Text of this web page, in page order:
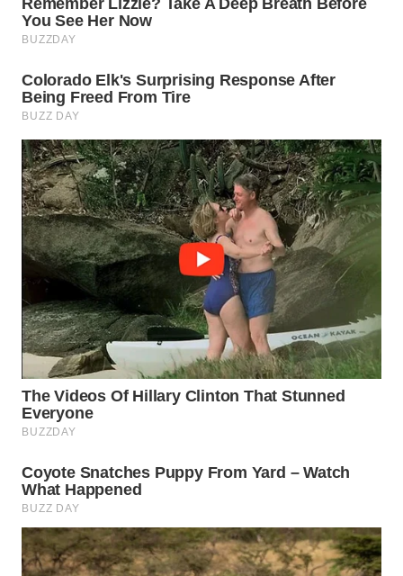
WN
BORNEO
Wahana
Media
Group
WAHANA
NEWS
WAHANA
TANI
WAHANA
ADVOKAT
WAHANA
INFRASTRUKTUR
WAHANA
KONSUMEN
WAHANA
LISTRIK
WAHANA
TRAVEL